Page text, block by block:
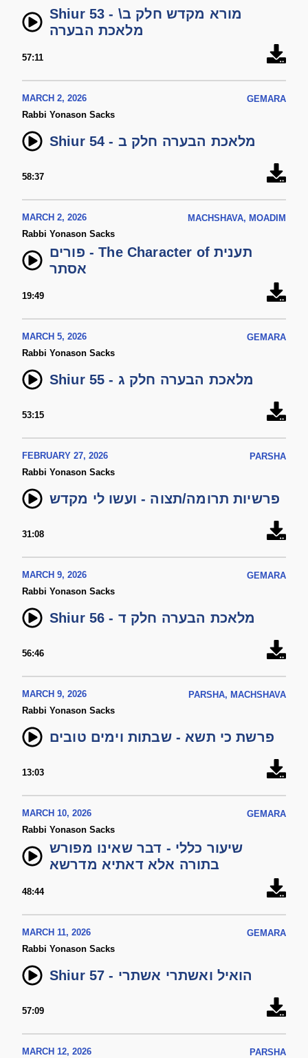
Shiur 53 - מורא מקדש חלק ב\
מלאכת הבערה
57:11
MARCH 2, 2026
GEMARA
Rabbi Yonason Sacks
Shiur 54 - מלאכת הבערה חלק ב
58:37
MARCH 2, 2026
MACHSHAVA, MOADIM
Rabbi Yonason Sacks
פורים - The Character of תענית
אסתר
19:49
MARCH 5, 2026
GEMARA
Rabbi Yonason Sacks
Shiur 55 - מלאכת הבערה חלק ג
53:15
FEBRUARY 27, 2026
PARSHA
Rabbi Yonason Sacks
פרשיות תרומה/תצוה - ועשו לי מקדש
31:08
MARCH 9, 2026
GEMARA
Rabbi Yonason Sacks
Shiur 56 - מלאכת הבערה חלק ד
56:46
MARCH 9, 2026
PARSHA, MACHSHAVA
Rabbi Yonason Sacks
פרשת כי תשא - שבתות וימים טובים
13:03
MARCH 10, 2026
GEMARA
Rabbi Yonason Sacks
שיעור כללי - דבר שאינו מפורש
בתורה אלא דאתיא מדרשא
48:44
MARCH 11, 2026
GEMARA
Rabbi Yonason Sacks
Shiur 57 - הואיל ואשתרי אשתרי
57:09
MARCH 12, 2026
PARSHA